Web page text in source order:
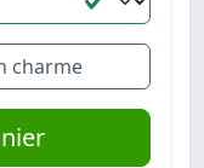
charme